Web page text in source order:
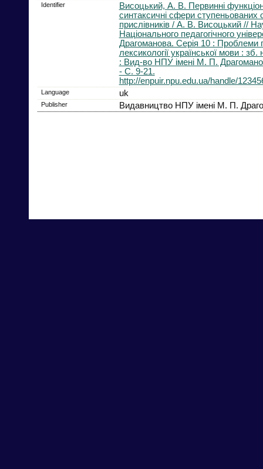
Identifier
Висоцький, А. В. Первинні
синтаксичні сфери ступеньованих
прислівників / А. В. Висоцький //
Національного педагогічного
Драгоманова. Серія 10 : Проблеми
лексикології української мови :
: Вид-во НПУ імені М. П.
- С. 9-21.
http://enpuir.npu.edu.ua/handle/
Language uk
Publisher Видавництво НПУ імені М. П.